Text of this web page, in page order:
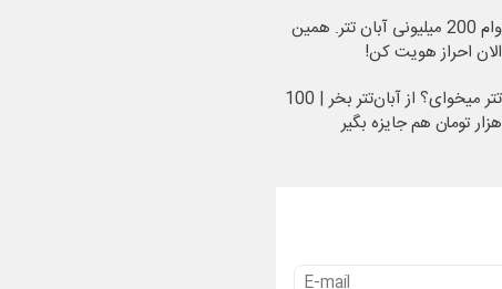
وام 200 میلیونی آبان تتر. همین
الان احراز هویت کن!
تتر میخوای؟ از آبان‌تتر بخر | 100
هزار تومان هم جایزه بگیر